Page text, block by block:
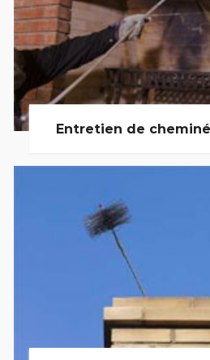
Entretien de